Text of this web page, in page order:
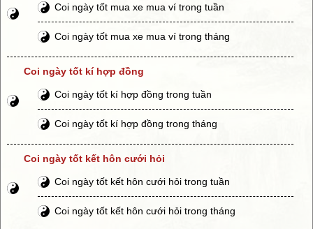
Coi ngày tốt mua xe mua ví trong tuần
Coi ngày tốt mua xe mua ví trong tháng
Coi ngày tốt kí hợp đồng
Coi ngày tốt kí hợp đồng trong tuần
Coi ngày tốt kí hợp đồng trong tháng
Coi ngày tốt kết hôn cưới hỏi
Coi ngày tốt kết hôn cưới hỏi trong tuần
Coi ngày tốt kết hôn cưới hỏi trong tháng